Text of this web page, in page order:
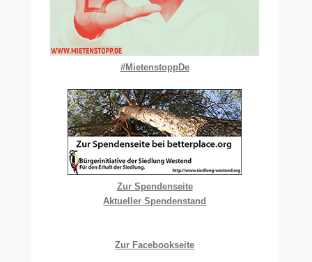
#MietenstoppDe
Zur Spendenseite
Aktueller Spendenstand
Zur Facebookseite